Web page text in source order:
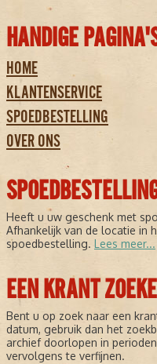
HANDIGE
HOME
KLANTENSERVICE
SPOEDBESTELLING
OVER ONS
Heeft u uw geschenk met
Afhankelijk van de locatie in
spoedbestelling. Lees meer...
EEN KRANT
Bent u op zoek naar een
datum, gebruik dan het
archief doorlopen in
vervolgens te verfijnen.